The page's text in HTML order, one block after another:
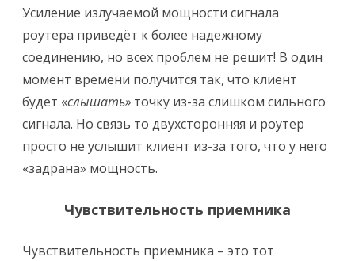
Усиление излучаемой мощности сигнала
роутера приведёт к более надежному
соединению, но всех проблем не решит! В один
момент времени получится так, что клиент
будет «слышать» точку из-за слишком сильного
сигнала. Но связь то двухсторонняя и роутер
просто не услышит клиент из-за того, что у него
«задрана» мощность.
Чувствительность приемника
Чувствительность приемника – это тот